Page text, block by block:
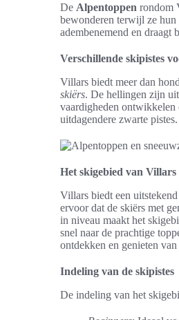
De Alpentoppen rondom
bewonderen terwijl ze hun
adembenemend en draagt
Verschillende skipistes
Villars biedt meer dan
skiërs. De hellingen zijn
vaardigheden ontwikkelen
uitdagendere zwarte
Het skigebied van Villars
Villars biedt een
ervoor dat de skiërs met
in niveau maakt het
snel naar de prachtige
ontdekken en genieten van
Indeling van de skipistes
De indeling van het